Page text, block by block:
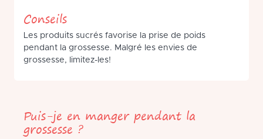
Conseils
Les produits sucrés favorise la prise de poids
pendant la grossesse. Malgré les envies de
grossesse, limitez-les!
Puis-je en manger pendant la
grossesse ?